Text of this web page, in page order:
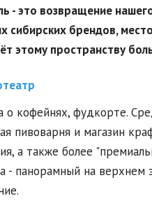
- это возвращение
сибирских брендов,
этому пространству
о кофейнях, фудкорте.
пивоварня и магазин
а также более
- панорамный на верхнем